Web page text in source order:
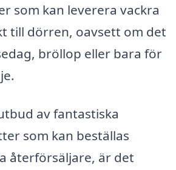
som kan leverera vackra
till dörren, oavsett om det
bröllop eller bara för
av fantastiska
som kan beställas
återförsäljare, är det